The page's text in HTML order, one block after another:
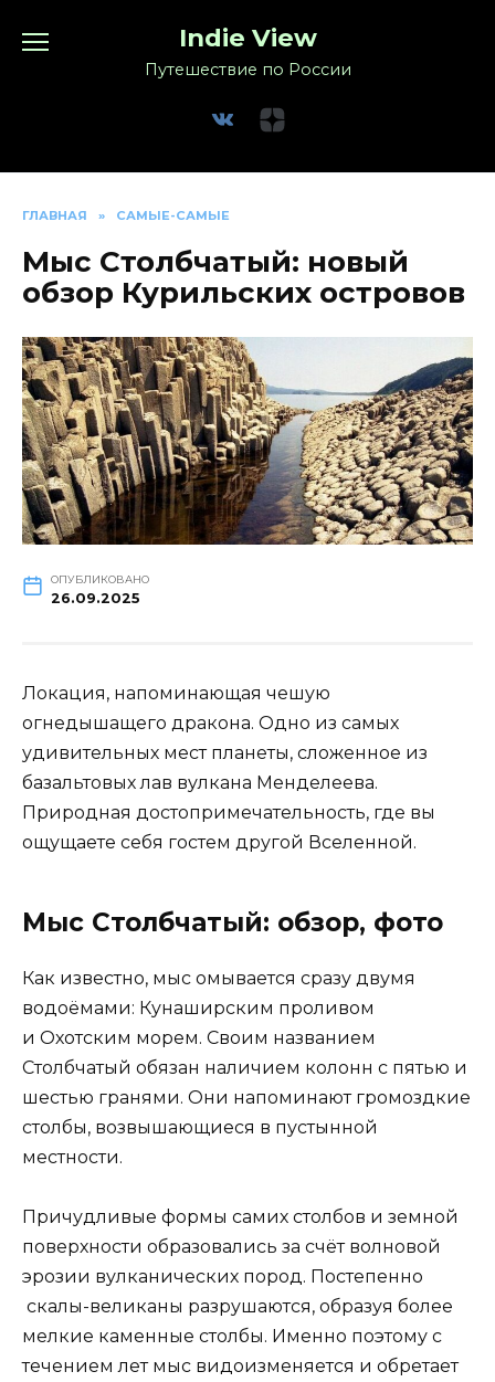
Indie View
Путешествие по России
ГЛАВНАЯ » САМЫЕ-САМЫЕ
Мыс Столбчатый: новый
обзор Курильских островов
ОПУБЛИКОВАНО
26.09.2025
Локация, напоминающая чешую
огнедышащего дракона. Одно из самых
удивительных мест планеты, сложенное из
базальтовых лав вулкана Менделеева.
Природная достопримечательность, где вы
ощущаете себя гостем другой Вселенной.
Мыс Столбчатый: обзор, фото
Как известно, мыс омывается сразу двумя
водоёмами: Кунаширским проливом
и Охотским морем. Своим названием
Столбчатый обязан наличием колонн с пятью и
шестью гранями. Они напоминают громоздкие
столбы, возвышающиеся в пустынной
местности.
Причудливые формы самих столбов и земной
поверхности образовались за счёт волновой
эрозии вулканических пород. Постепенно
скалы-великаны разрушаются, образуя более
мелкие каменные столбы. Именно поэтому с
течением лет мыс видоизменяется и обретает